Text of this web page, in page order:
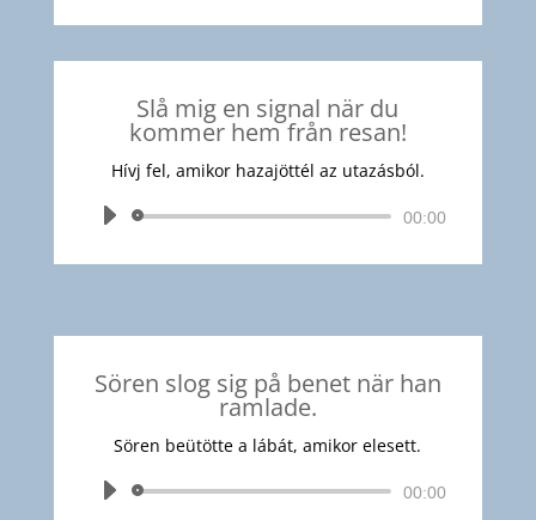
Slå mig en signal när du
kommer hem från resan!
Hívj fel, amikor hazajöttél az utazásból.
Audió
00:00
Sören slog sig på benet när han
ramlade.
Sören beütötte a lábát, amikor elesett.
Audió
00:00